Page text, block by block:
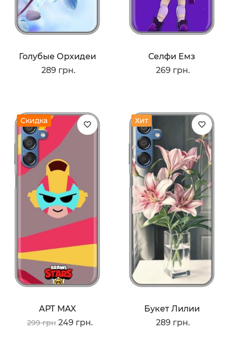
Голубые Орхидеи
289 грн.
Селфи Емз
269 грн.
Скидка
АРТ MAX
299 грн 249 грн.
Хит
Букет Лилии
289 грн.